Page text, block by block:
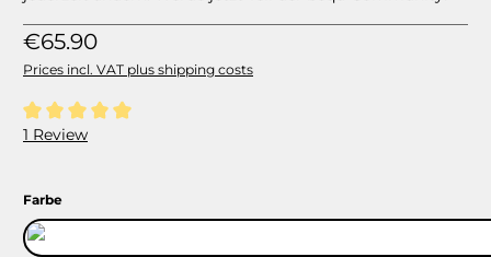
Regular price:
€65.90
Prices incl. VAT plus shipping costs
Average rating of 5 out of 5 stars
1 Review
Select
Farbe